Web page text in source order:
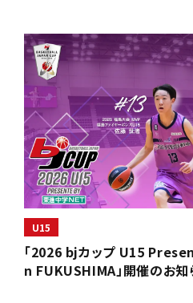
U15
「2026 bjカップ U15
n FUKUSHIMA」開催のお知